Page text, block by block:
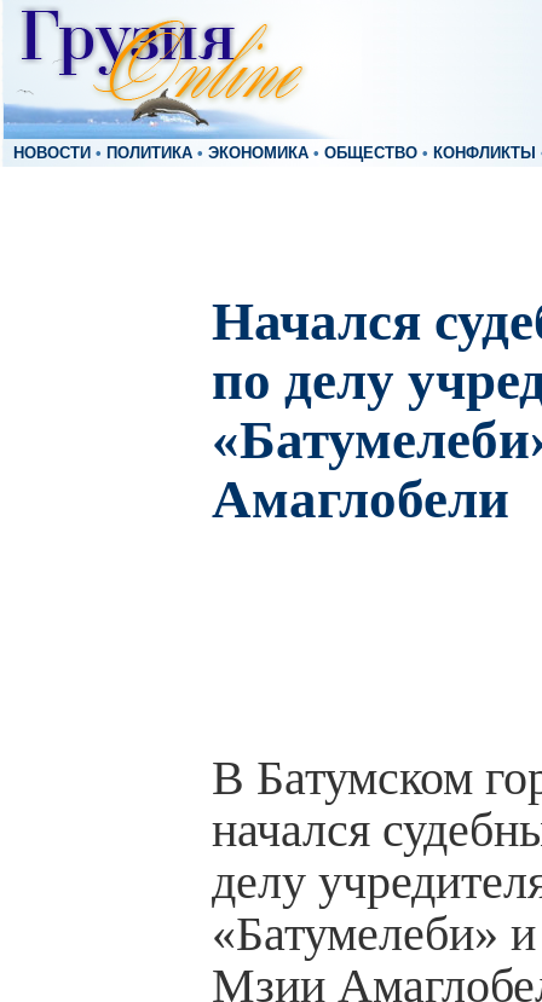
НОВОСТИ • ПОЛИТИКА • ЭКОНОМИКА • ОБЩЕСТВО • КОНФЛИКТЫ
Начался
по делу
Амаглобели
В Батумском
начался
делу
«Батумелеби»
Мзии